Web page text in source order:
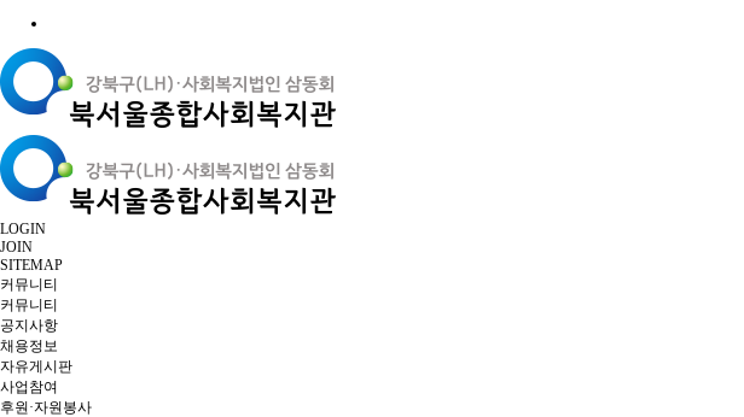
LOGIN
JOIN
SITEMAP
커뮤니티
커뮤니티
공지사항
채용정보
자유게시판
사업참여
후원·자원봉사